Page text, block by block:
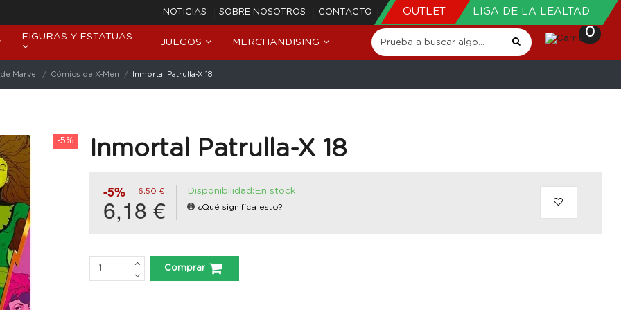
NOTICIAS SOBRE NOSOTROS CONTACTO OUTLET LIGA DE LA LEALTAD
FIGURAS Y ESTATUAS
JUEGOS MERCHANDISING
0
Marvel Cómics de X-Men Inmortal Patrulla-X 18
-5% Inmortal Patrulla-X 18
-5% 6,50 €
6,18 €
Disponibilidad:En stock
¿Qué significa esto?
Comprar